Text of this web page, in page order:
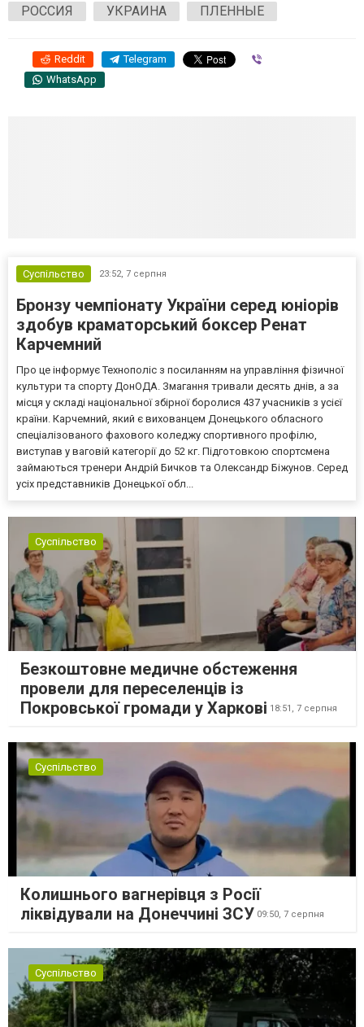
РОССИЯ
УКРАИНА ПЛЕННЫЕ
Reddit Telegram
WhatsApp
Суспільство 23:52, 7 серпня
Бронзу чемпіонату України серед юніорів
здобув краматорський боксер Ренат
Карчемний
Про це інформує Технополіс з посиланням на управління фізичної
культури та спорту ДонОДА. Змагання тривали десять днів, а за
місця у складі національної збірної боролися 437 учасників з усієї
країни. Карчемний, який є вихованцем Донецького обласного
спеціалізованого фахового коледжу спортивного профілю,
виступав у ваговій категорії до 52 кг. Підготовкою спортсмена
займаються тренери Андрій Бичков та Олександр Біжунов. Серед
усіх представників Донецької обл...
Суспільство
Безкоштовне медичне обстеження
провели для переселенців із
Покровської громади у Харкові 18:51, 7 серпня
Суспільство
Колишнього вагнерівця з Росії
ліквідували на Донеччині ЗСУ 09:50, 7 серпня
Суспільство